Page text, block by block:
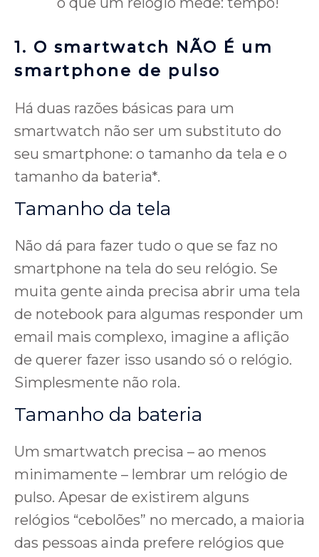
1. O smartwatch NÃO É um
smartphone de pulso
Há duas razões básicas para um
smartwatch não ser um substituto do
seu smartphone: o tamanho da tela e o
tamanho da bateria*.
Tamanho da tela
Não dá para fazer tudo o que se faz no
smartphone na tela do seu relógio. Se
muita gente ainda precisa abrir uma tela
de notebook para algumas responder um
email mais complexo, imagine a aflição
de querer fazer isso usando só o relógio.
Simplesmente não rola.
Tamanho da bateria
Um smartwatch precisa – ao menos
minimamente – lembrar um relógio de
pulso. Apesar de existirem alguns
relógios “cebolões” no mercado, a maioria
das pessoas ainda prefere relógios que